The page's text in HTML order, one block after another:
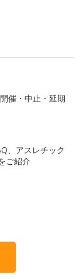
催・中止・延期
、アスレチック
ご紹介